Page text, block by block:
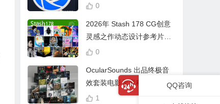
Win中文版
0
2026年 Stash 178 CG创意
灵感之作动态设计参考片广
告视频动画短片合集
0
OcularSounds 出品终极音
效套装电影元素科幻氛围冲
击无人机音效素材包 Full Ac
1
QQ咨询